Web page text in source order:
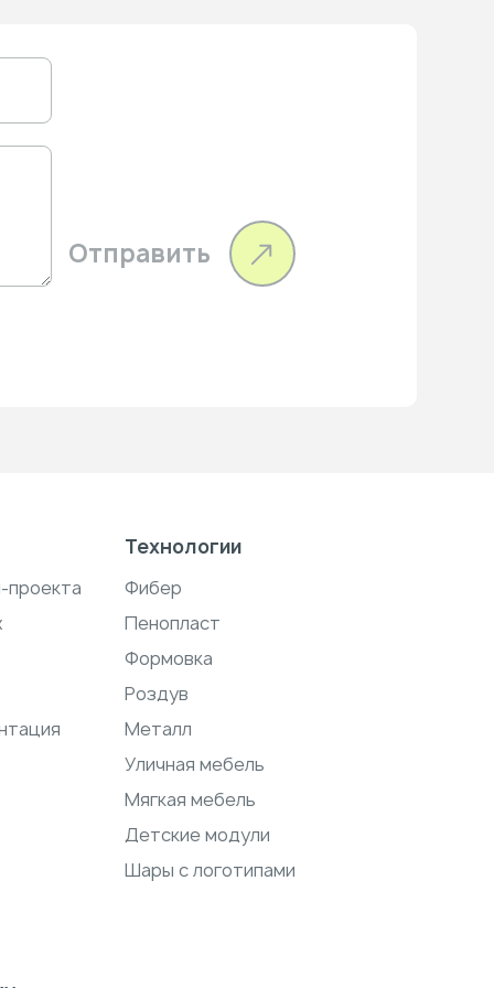
Отправить
проекта
Технологии
Фибер
Пенопласт
Формовка
Роздув
Металл
Уличная мебель
Мягкая мебель
Детские модули
Шары с логотипами